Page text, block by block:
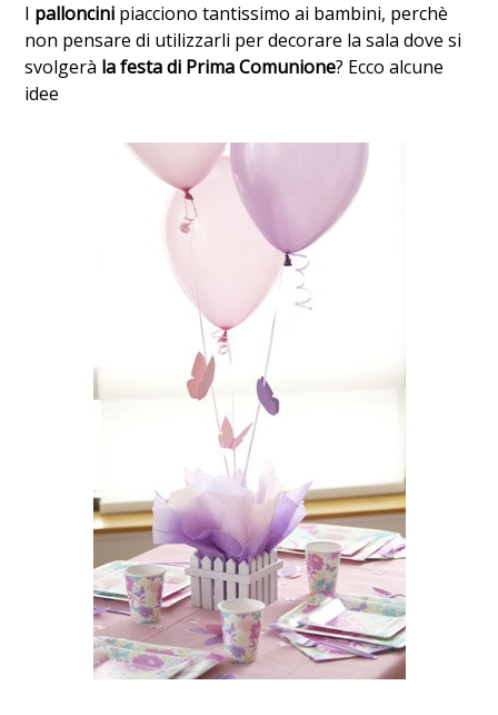
I palloncini piacciono tantissimo ai bambini, perchè
non pensare di utilizzarli per decorare la sala dove si
svolgerà la festa di Prima Comunione? Ecco alcune
idee